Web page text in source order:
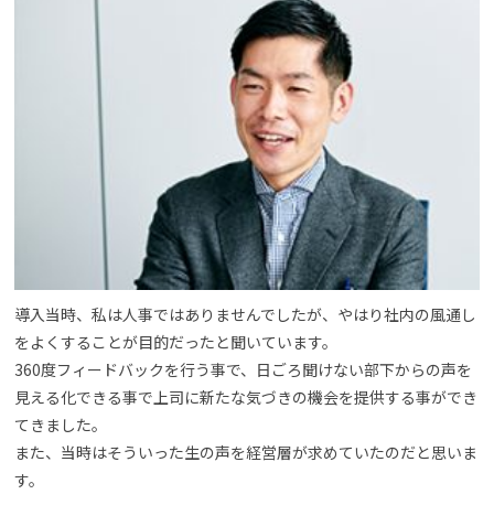
導入当時、私は人事ではありませんでしたが、やはり社内の風通し
をよくすることが目的だったと聞いています。
360度フィードバックを行う事で、日ごろ聞けない部下からの声を
見える化できる事で上司に新たな気づきの機会を提供する事ができ
てきました。
また、当時はそういった生の声を経営層が求めていたのだと思いま
す。